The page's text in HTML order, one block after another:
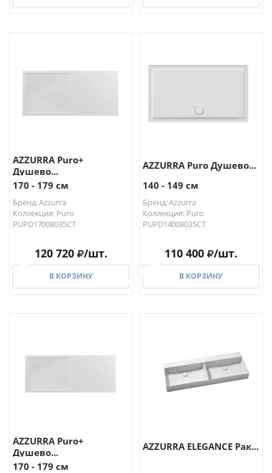
AZZURRA Puro+
Душево...
170 - 179 см
Бренд: Azzurra
Коллекция: Puro
PUPD17008035CT
120 720 /шт.
В КОРЗИНУ
AZZURRA Puro Душево...
140 - 149 см
Бренд: Azzurra
Коллекция: Puro
PUPD14008035CT
110 400 /шт.
В КОРЗИНУ
AZZURRA Puro+
Душево...
170 - 179 см
AZZURRA ELEGANCE Рак...